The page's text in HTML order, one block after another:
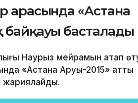
арасында «Астана
байқауы басталады
Наурыз мейрамын атап
«Астана Аруы-2015» атты
жариялайды.